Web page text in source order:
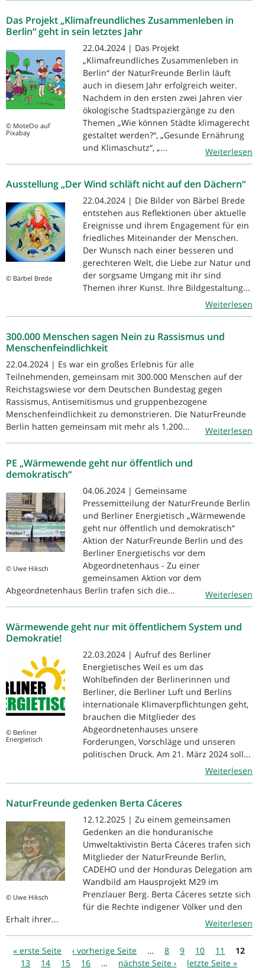
Das Projekt „Klimafreundliches Zusammenleben in
Berlin“ geht in sein letztes Jahr
© MoteOo auf
Pixabay
22.04.2024 | Das Projekt
„Klimafreundliches Zusammenleben in
Berlin“ der NaturFreunde Berlin läuft
auch in diesem Jahr erfolgreich weiter.
Nachdem in den ersten zwei Jahren vier
ökologische Stadtspaziergänge zu den
Themen „Wie können Städte klimagerecht
gestaltet werden?“, „Gesunde Ernährung
und Klimaschutz“, „...
Weiterlesen
Ausstellung „Der Wind schläft nicht auf den Dächern“
© Bärbel Brede
22.04.2024 | Die Bilder von Bärbel Brede
entstehen aus Reflektionen über aktuelle
Ereignisse und ihrem Engagement für ein
friedliches Miteinander der Menschen.
Der Wunsch nach einer besseren und
gerechteren Welt, die Liebe zur Natur und
der sorgsame Umgang mit ihr sind
Themen ihrer Kunst. Ihre Bildgestaltung...
Weiterlesen
300.000 Menschen sagen Nein zu Rassismus und
Menschenfeindlichkeit
22.04.2024 | Es war ein großes Erlebnis für alle
Teilnehmenden, gemeinsam mit 300.000 Menschen auf der
Reichstagswiese vor dem Deutschen Bundestag gegen
Rassismus, Antisemitismus und gruppenbezogene
Menschenfeindlichkeit zu demonstrieren. Die NaturFreunde
Berlin hatten gemeinsam mit mehr als 1.200...
Weiterlesen
PE „Wärmewende geht nur öffentlich und
demokratisch“
© Uwe Hiksch
04.06.2024 | Gemeinsame
Pressemitteilung der NaturFreunde Berlin
und Berliner Energietisch „Wärmewende
geht nur öffentlich und demokratisch“
Aktion der NaturFreunde Berlin und des
Berliner Energietischs vor dem
Abgeordnetenhaus - Zu einer
gemeinsamen Aktion vor dem
Abgeordnetenhaus Berlin trafen sich die...
Weiterlesen
Wärmewende geht nur mit öffentlichem System und
Demokratie!
© Berliner
Energietisch
22.03.2024 | Aufruf des Berliner
Energietisches Weil es um das
Wohlbefinden der Berlinerinnen und
Berliner, die Berliner Luft und Berlins
internationale Klimaverpflichtungen geht,
brauchen die Mitglieder des
Abgeordnetenhauses unsere
Forderungen, Vorschläge und unseren
politischen Druck. Am 21. März 2024 soll...
Weiterlesen
NaturFreunde gedenken Berta Cáceres
© Uwe Hiksch
12.12.2025 | Zu einem gemeinsamen
Gedenken an die honduranische
Umweltaktivistin Berta Cáceres trafen sich
Mitglieder der NaturFreunde Berlin,
CADEHO und der Honduras Delegation am
Wandbild am Hausprojekt M29 im
Prenzlauer Berg. Berta Cáceres setzte sich
für die Rechte indigener Völker und den
Erhalt ihrer...
Weiterlesen
Seiten
« erste Seite ‹ vorherige Seite … 8 9 10 11
12
13
14 15 16 … nächste Seite › letzte Seite »